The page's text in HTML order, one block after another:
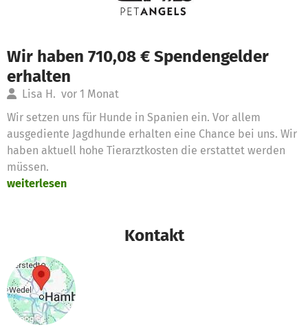
Wir haben 710,08 € Spendengelder
erhalten
Lisa H. vor 1 Monat
Wir setzen uns für Hunde in Spanien ein. Vor allem
ausgediente Jagdhunde erhalten eine Chance bei uns. Wir
haben aktuell hohe Tierarztkosten die erstattet werden
müssen.
weiterlesen
Kontakt